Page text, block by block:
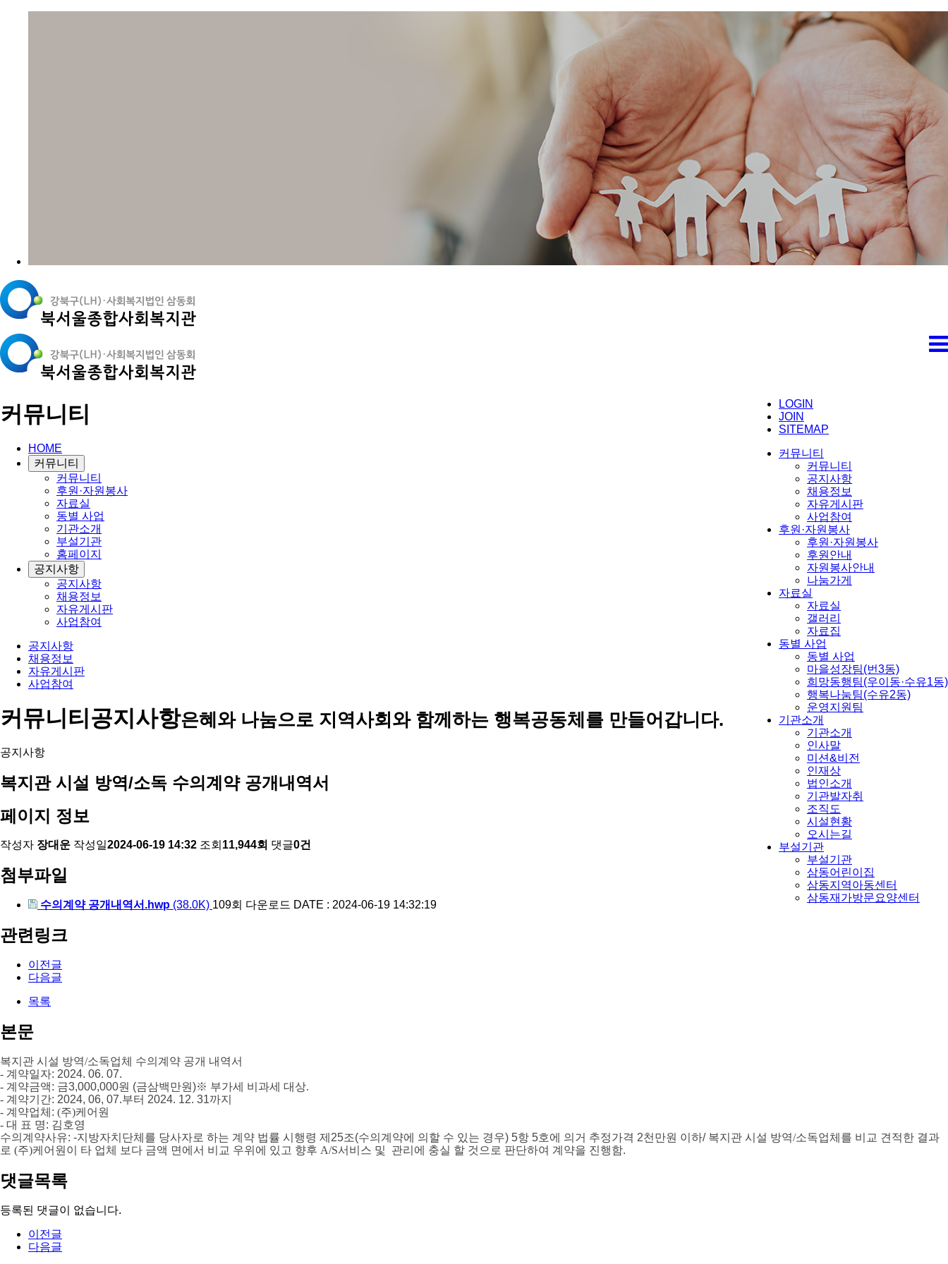
LOGIN
JOIN
SITEMAP
커뮤니티
커뮤니티
공지사항
채용정보
자유게시판
사업참여
후원·자원봉사
후원·자원봉사
후원안내
자원봉사안내
나눔가게
자료실
자료실
갤러리
자료집
동별 사업
동별 사업
마을성장팀(번3동)
희망동행팀(우이동·수유1동)
행복나눔팀(수유2동)
운영지원팀
기관소개
기관소개
인사말
미션&비전
인재상
법인소개
기관발자취
조직도
시설현황
오시는길
부설기관
부설기관
삼동어린이집
삼동지역아동센터
삼동재가방문요양센터
커뮤니티
HOME
커뮤니티
커뮤니티
후원·자원봉사
자료실
동별 사업
기관소개
부설기관
홈페이지
공지사항
공지사항
채용정보
자유게시판
사업참여
공지사항
채용정보
자유게시판
사업참여
커뮤니티공지사항은혜와 나눔으로 지역사회와 함께하는 행복공동체를 만들어갑니다.
공지사항
복지관 시설 방역/소독 수의계약 공개내역서
페이지 정보
작성자 장대운 작성일2024-06-19 14:32 조회 11,944회 댓글0건
첨부파일
수의계약 공개내역서.hwp (38.0K) 109회 다운로드 DATE : 2024-06-19 14:32:19
관련링크
이전글
다음글
목록
본문
복지관 시설 방역/소독업체 수의계약 공개 내역서
- 계약일자: 2024. 06. 07.
- 계약금액: 금3,000,000원 (금삼백만원)※ 부가세 비과세 대상.
- 계약기간: 2024, 06, 07.부터 2024. 12. 31까지
- 계약업체 : (주)케어원
- 대 표 명: 김호영
수의계약사유: -지방자치단체를 당사자로 하는 계약 법률 시행령 제 25조(수의계약에 의할 수 있는 경우) 5항 5호에 의거 추정가격 2천만원 이하/ 복지관 시설 방역/소독업체를 비교 견적한 결과
로 (주)케어원이 타 업체 보다 금액 면에서 비교 우위에 있고 향후 A/S서비스 및 관리에 충실 할 것으로 판단하여 계약을 진행함.
댓글목록
등록된 댓글이 없습니다.
이전글
다음글